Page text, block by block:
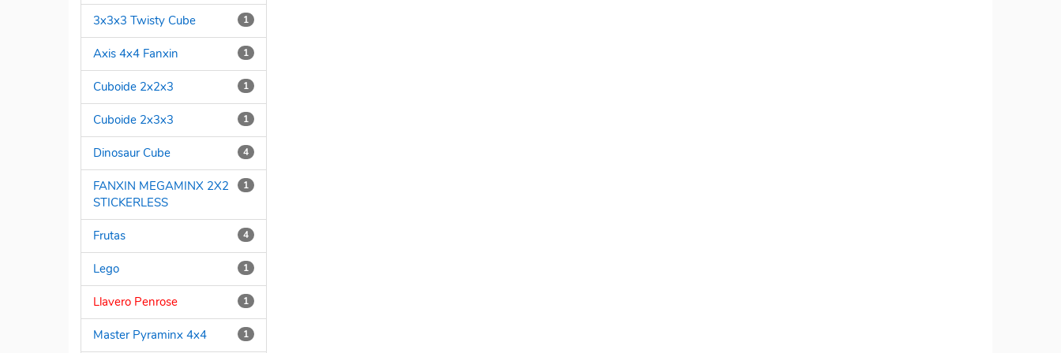
1
3x3x3 Twisty Cube
1
Axis 4x4 Fanxin
1
Cuboide 2x2x3
1
Cuboide 2x3x3
4
Dinosaur Cube
1
FANXIN MEGAMINX 2X2
STICKERLESS
4
Frutas
1
Lego
1
Llavero Penrose
1
Master Pyraminx 4x4